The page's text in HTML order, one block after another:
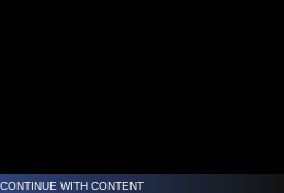
WITH CONTENT